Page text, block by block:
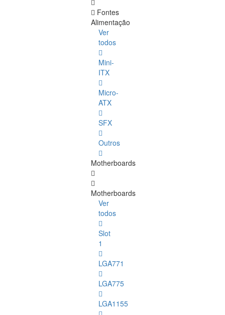
Fontes
Alimentação
Ver
todos
Mini-
ITX
Micro-
ATX
SFX
Outros
Motherboards
Motherboards
Ver
todos
Slot
1
LGA771
LGA775
LGA1155